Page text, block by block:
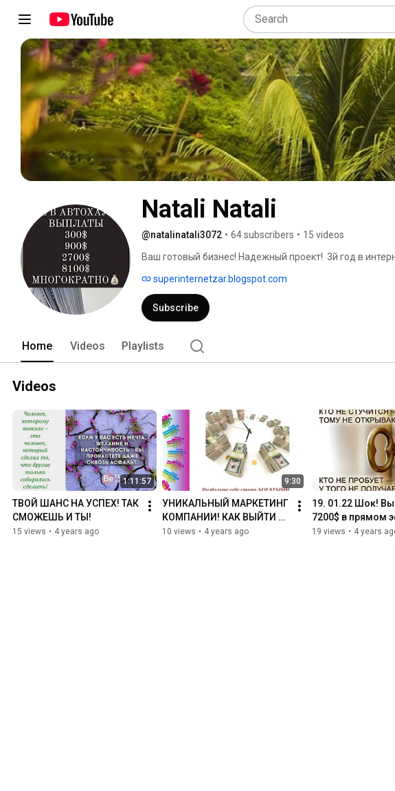
Natali Natali
@natalinatali3072 • 64 subscribers • 15 videos
Ваш готовый бизнес! Надежный проект!  3й год в
superinternetzar.blogspot.com
Subscribe
Home Videos Playlists
Videos
1:11:57
ТВОЙ ШАНС НА УСПЕХ! ТАК
СМОЖЕШЬ И ТЫ!
15 views • 4 years ago
9:30
УНИКАЛЬНЫЙ МАРКЕТИНГ
КОМПАНИИ! КАК ВЫЙТИ
ИЗ НИЩЕТЫ..
10 views • 4 years ago
19. 01.22 Шок!
7200$ в прямом
19 views • 4 years